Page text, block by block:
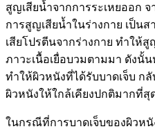
สูญเสียน้ำจากการระเหยออก
การสูญเสียน้ำในร่างกาย เป็น
เสียโปรตีนจากร่างกาย ทำให้สู
ภาวะเนื้อเยื่อบวมตามมา ดังนั้
ทำให้ผิวหนังที่ได้รับบาดเจ็บ ก
ผิวหนังให้ใกล้เคียงปกติมากที่สุ
ในกรณีที่การบาดเจ็บของผิวห